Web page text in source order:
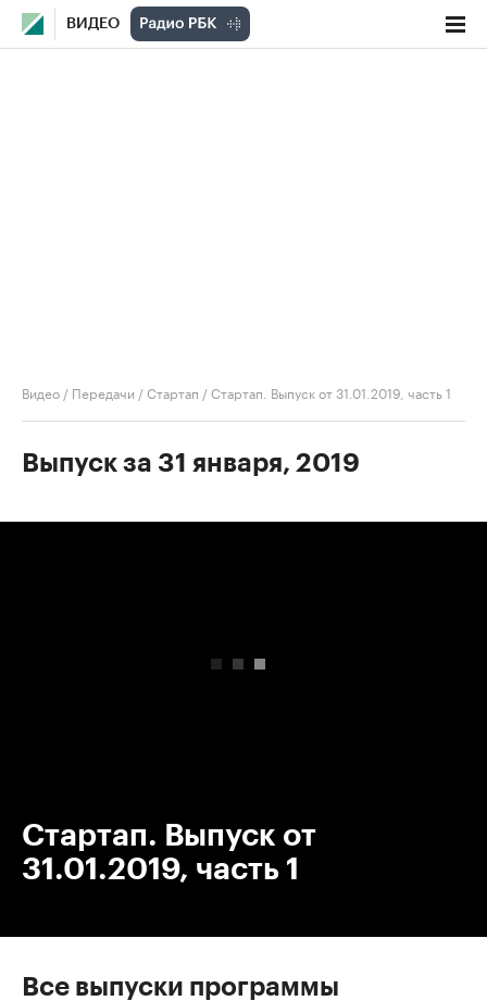
ВИДЕО
Видео / Передачи /Стартап /Стартап. Выпуск от 31.01.2019, часть 1
Выпуск за 31 января, 2019
Стартап. Выпуск от
31.01.2019, часть 1
Все выпуски программы